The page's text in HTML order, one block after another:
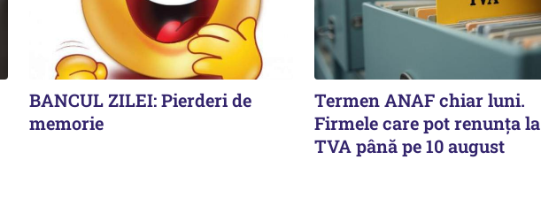
BANCUL ZILEI: Pierderi de
memorie
Termen ANAF chiar luni.
Firmele care pot renunța la
TVA până pe 10 august